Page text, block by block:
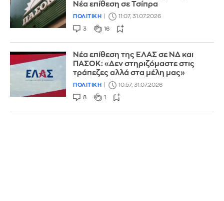
Νέα επίθεση σε Τσίπρα
ΠΟΛΙΤΙΚΗ 11:07, 31.07.2026
3 16
Νέα επίθεση της ΕΛΑΣ σε ΝΔ και
ΠΑΣΟΚ: «Δεν στηριζόμαστε στις
τράπεζες αλλά στα μέλη μας»
ΠΟΛΙΤΙΚΗ 10:57, 31.07.2026
8 1